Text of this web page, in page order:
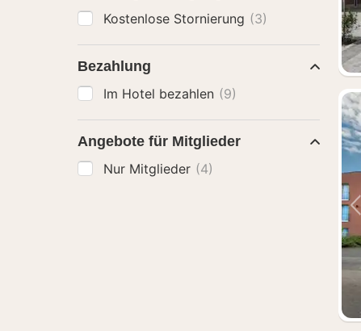
Kostenlose Stornierung (3)
Bezahlung
Im Hotel bezahlen (9)
Angebote für Mitglieder
Nur Mitglieder (4)